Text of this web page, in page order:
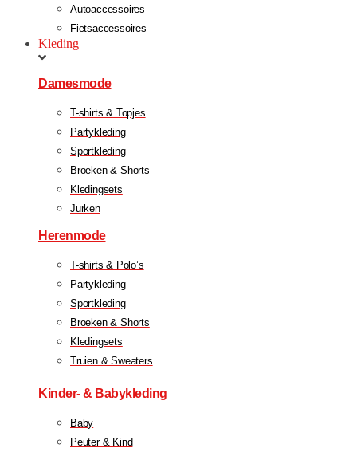
Autoaccessoires
Fietsaccessoires
Kleding
Damesmode
T-shirts & Topjes
Partykleding
Sportkleding
Broeken & Shorts
Kledingsets
Jurken
Herenmode
T-shirts & Polo’s
Partykleding
Sportkleding
Broeken & Shorts
Kledingsets
Truien & Sweaters
Kinder- & Babykleding
Baby
Peuter & Kind